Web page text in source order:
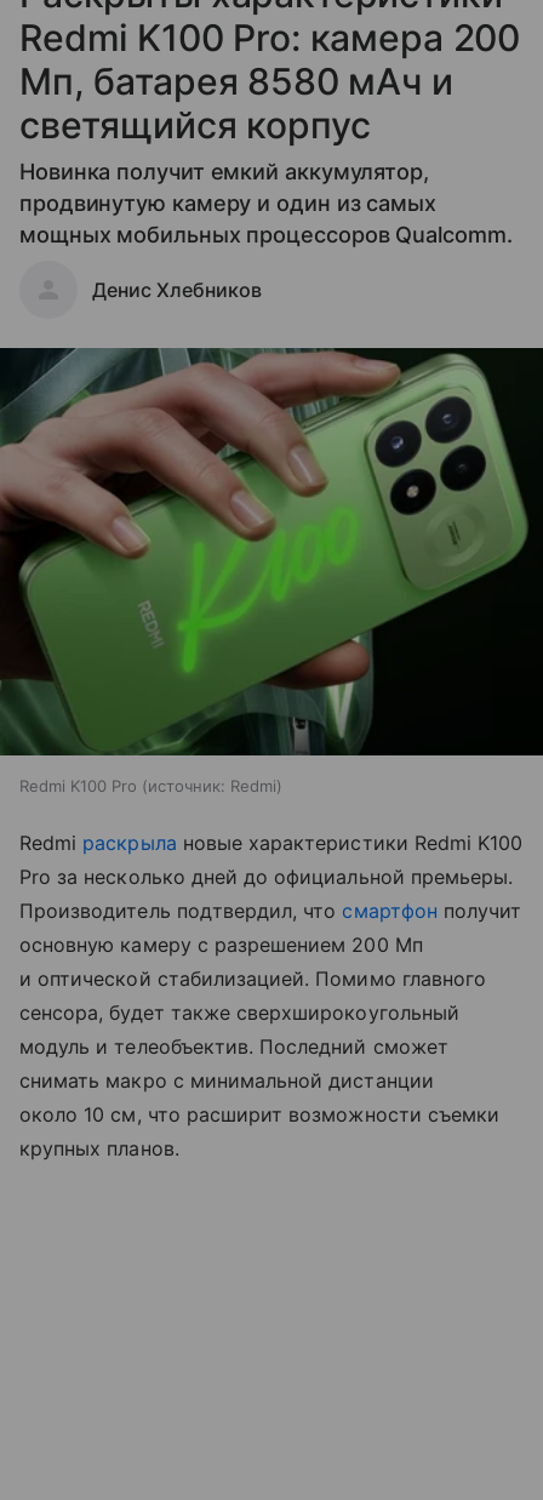
Redmi K100 Pro: камера 200
Мп, батарея 8580 мАч и
светящийся корпус
Новинка получит емкий аккумулятор,
продвинутую камеру и один из самых
мощных мобильных процессоров Qualcomm.
Денис Хлебников
Redmi K100 Pro источник: Redmi
Redmi раскрыла новые характеристики Redmi K100
Pro за несколько дней до официальной премьеры.
Производитель подтвердил, что смартфон получит
основную камеру с разрешением 200 Мп
и оптической стабилизацией. Помимо главного
сенсора, будет также сверхширокоугольный
модуль и телеобъектив. Последний сможет
снимать макро с минимальной дистанции
около 10 см, что расширит возможности съемки
крупных планов.